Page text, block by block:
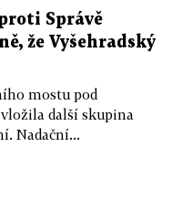
Správě
že Vyšehradský
mostu pod
další skupina
Nadační...